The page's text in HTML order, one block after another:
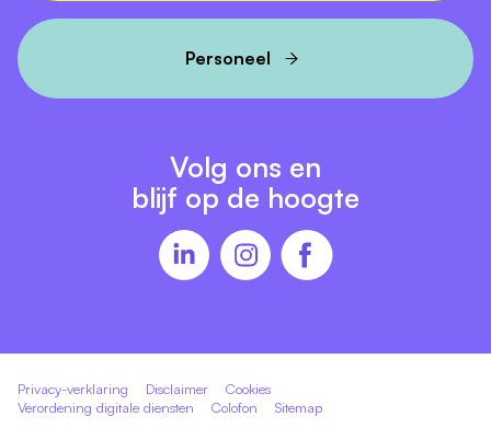
Personeel
Volg ons en
blijf op de hoogte
Privacy-verklaring Disclaimer
Cookies
Verordening digitale diensten
Colofon Sitemap